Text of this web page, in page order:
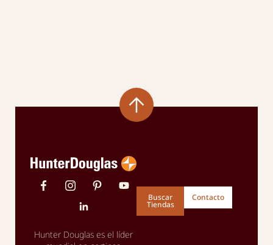
Hunter Douglas es el líder
Buscar
Tiendas
Contacto